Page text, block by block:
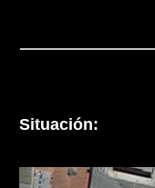
Situación: